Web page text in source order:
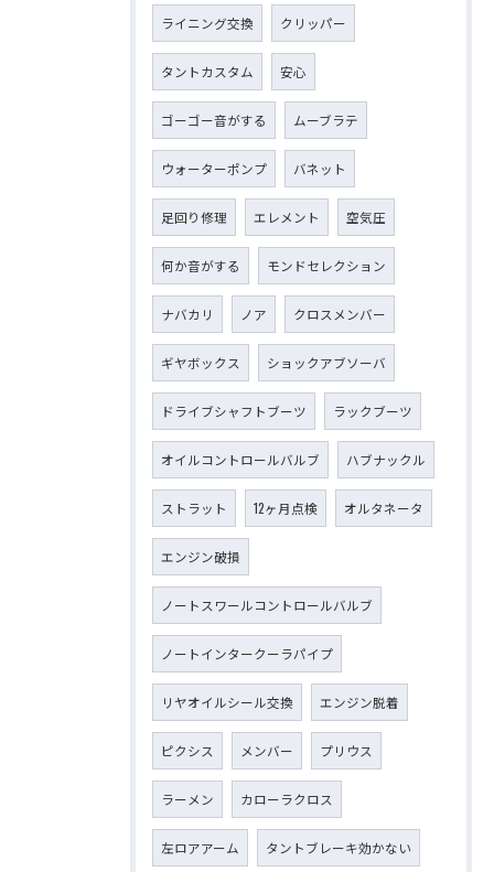
ライニング交換 クリッパー
タントカスタム 安心
ゴーゴー音がする ムーブラテ
ウォーターポンプ バネット
足回り修理 エレメント 空気圧
何か音がする モンドセレクション
ナバカリ ノア クロスメンバー
ギヤボックス ショックアブソーバ
ドライブシャフトブーツ ラックブーツ
オイルコントロールバルブ ハブナックル
ストラット 12ヶ月点検 オルタネータ
エンジン破損
ノートスワールコントロールバルブ
ノートインタークーラパイプ
リヤオイルシール交換 エンジン脱着
ピクシス メンバー プリウス
ラーメン カローラクロス
左ロアアーム タントブレーキ効かない